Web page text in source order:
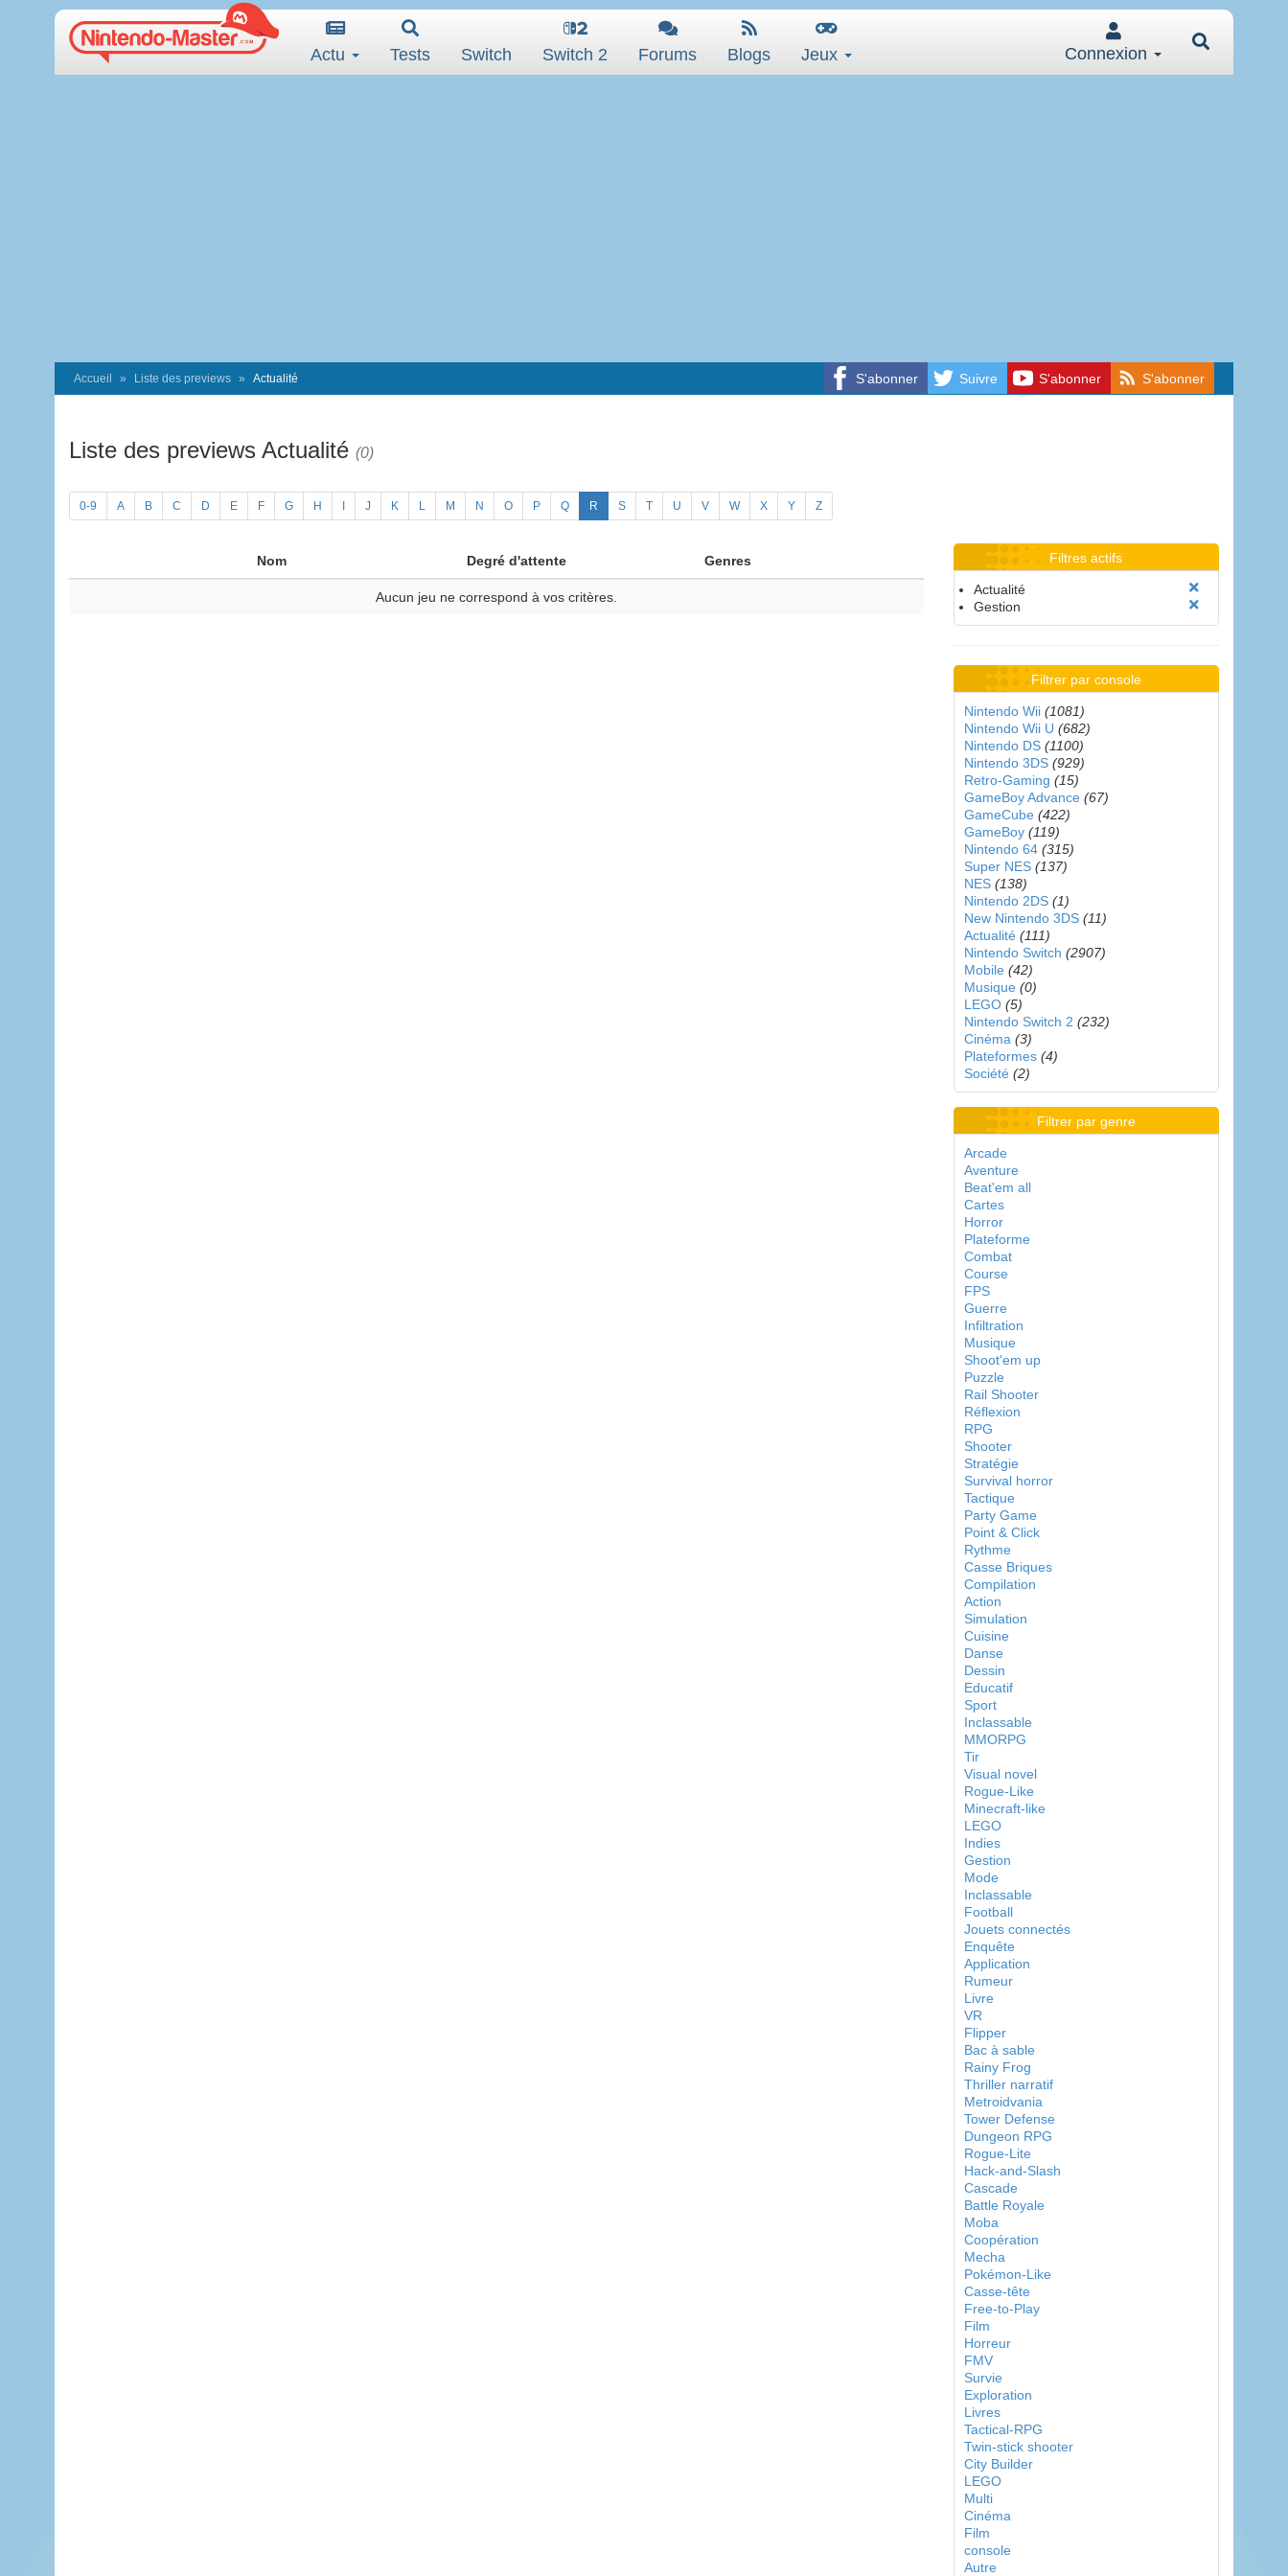
Actu Tests Switch Switch 2 Forums Blogs Jeux Connexion
S'abonner Suivre S'abonner S'abonner
Accueil Liste des previews Actualité
Liste des previews Actualité (0)
0-9 A B C D E F G H J K L M N O P Q R S T U V W X Y Z
Nom Degré d'attente Genres
Aucun jeu ne correspond à vos critères.
Filtres actifs
Actualité
Gestion
Filtrer par console
Nintendo Wii (1081)
Nintendo Wii U (682)
Nintendo DS (1100)
Nintendo 3DS (929)
Retro-Gaming (15)
GameBoy Advance (67)
GameCube (422)
GameBoy (119)
Nintendo 64 (315)
Super NES (137)
NES (138)
Nintendo 2DS (1)
New Nintendo 3DS (11)
Actualité (111)
Nintendo Switch (2907)
Mobile (42)
Musique (0)
LEGO (5)
Nintendo Switch 2 (232)
Cinéma (3)
Plateformes (4)
Société (2)
Filtrer par genre
Arcade
Aventure
Beat'em all
Cartes
Horror
Plateforme
Combat
Course
FPS
Guerre
Infiltration
Musique
Shoot'em up
Puzzle
Rail Shooter
Réflexion
RPG
Shooter
Stratégie
Survival horror
Tactique
Party Game
Point & Click
Rythme
Casse Briques
Compilation
Action
Simulation
Cuisine
Danse
Dessin
Educatif
Sport
Inclassable
MMORPG
Tir
Visual novel
Rogue-Like
Minecraft-like
LEGO
Indies
Gestion
Mode
Inclassable
Football
Jouets connectés
Enquête
Application
Rumeur
Livre
VR
Flipper
Bac à sable
Rainy Frog
Thriller narratif
Metroidvania
Tower Defense
Dungeon RPG
Rogue-Lite
Hack-and-Slash
Cascade
Battle Royale
Moba
Coopération
Mecha
Pokémon-Like
Casse-tête
Free-to-Play
Film
Horreur
FMV
Survie
Exploration
Livres
Tactical-RPG
Twin-stick shooter
City Builder
LEGO
Multi
Cinéma
Film
console
Autre